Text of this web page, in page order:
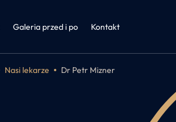
Galeria przed i po Kontakt
Nasi lekarze Dr Petr Mizner